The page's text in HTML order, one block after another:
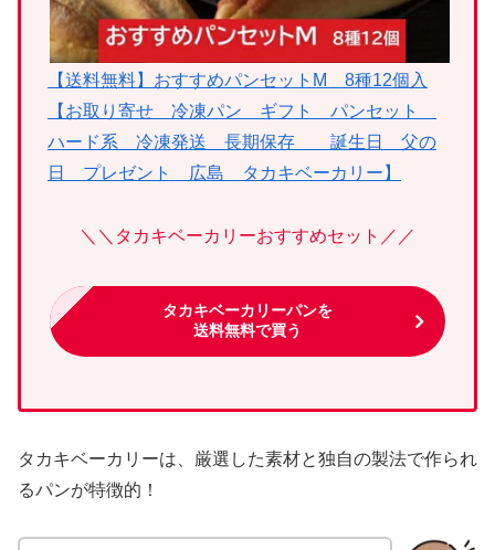
【送料無料】おすすめパンセットM 8種12個入
【お取り寄せ 冷凍パン ギフト パンセット
ハード系 冷凍発送 長期保存 誕生日 父の
日 プレゼント 広島 タカキベーカリー】
＼＼タカキベーカリーおすすめセット／／
タカキベーカリーパンを
送料無料で買う
タカキベーカリーは、厳選した素材と独自の製法で作られ
るパンが特徴的！